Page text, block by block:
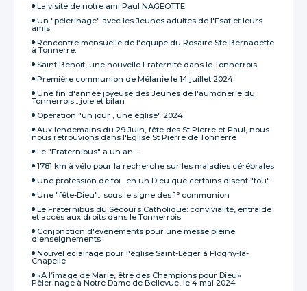
La visite de notre ami Paul NAGEOTTE
Un "pélerinage" avec les Jeunes adultes de l'Esat et leurs
amis
Rencontre mensuelle de l‘équipe du Rosaire Ste Bernadette
à Tonnerre.
Saint Benoît, une nouvelle Fraternité dans le Tonnerrois
Première communion de Mélanie le 14 juillet 2024
Une fin d'année joyeuse des Jeunes de l'aumônerie du
Tonnerrois... joie et bilan
Opération "un jour , une église" 2024
Aux lendemains du 29 Juin, fête des St Pierre et Paul, nous
nous retrouvions dans l'Eglise St Pierre de Tonnerre
Le "Fraternibus" a un an....
1781 km à vélo pour la recherche sur les maladies cérébrales
Une profession de foi....en un Dieu que certains disent "fou"
Une "fête-Dieu"... sous le signe des 1° communion
Le Fraternibus du Secours Catholique: convivialité, entraide
et accès aux droits dans le Tonnerrois
Conjonction d'évènements pour une messe pleine
d'enseignements
Nouvel éclairage pour l'église Saint-Léger à Flogny-la-
Chapelle
«A l’image de Marie, être des Champions pour Dieu»
Pèlerinage à Notre Dame de Bellevue, le 4 mai 2024